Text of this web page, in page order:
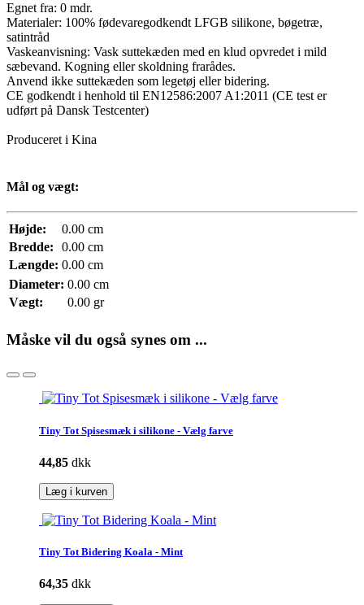
Egnet fra: 0 mdr.
Materialer: 100% fødevaregodkendt LFGB silikone, bøgetræ,
satintråd
Vaskeanvisning: Vask suttekæden med en klud opvredet i mild
sæbevand. Kogning eller skoldning frarådes.
Anvend ikke suttekæden som legetøj eller bidering.
CE godkendt i henhold til EN12586:2007 A1:2011 (CE test er
udført på Dansk Testcenter)
Produceret i Kina
Mål og vægt:
Højde:
0.00 cm
Bredde:
0.00 cm
Længde: 0.00 cm
Diameter: 0.00 cm
Vægt:
0.00 gr
Måske vil du også synes om ...
Tiny Tot Spisesmæk i silikone - Vælg farve
44,85 dkk
Læg i kurven
Tiny Tot Bidering Koala - Mint
64,35 dkk